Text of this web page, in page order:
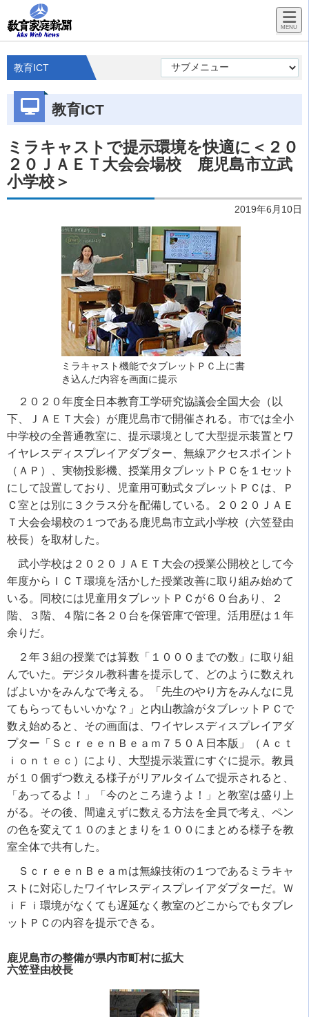
教育ICT
教育ICT
ミラキャストで提示環境を快適に＜２０
２０ＪＡＥＴ大会会場校 鹿児島市立武
小学校＞
2019年6月10日
ミラキャスト機能でタブレットＰＣ上に書
き込んだ内容を画面に提示
２０２０年度全日本教育工学研究協議会全国大会（以
下、ＪＡＥＴ大会）が鹿児島市で開催される。市では全小
中学校の全普通教室に、提示環境として大型提示装置とワ
イヤレスディスプレイアダプター、無線アクセスポイント
（ＡＰ）、実物投影機、授業用タブレットＰＣを１セット
にして設置しており、児童用可動式タブレットＰＣは、Ｐ
Ｃ室とは別に３クラス分を配備している。２０２０ＪＡＥ
Ｔ大会会場校の１つである鹿児島市立武小学校（六笠登由
校長）を取材した。
武小学校は２０２０ＪＡＥＴ大会の授業公開校として今
年度からＩＣＴ環境を活かした授業改善に取り組み始めて
いる。同校には児童用タブレットＰＣが６０台あり、２
階、３階、４階に各２０台を保管庫で管理。活用歴は１年
余りだ。
２年３組の授業では算数「１０００までの数」に取り組
んでいた。デジタル教科書を提示して、どのように数えれ
ばよいかをみんなで考える。「先生のやり方をみんなに見
てもらってもいいかな？」と内山教諭がタブレットＰＣで
数え始めると、その画面は、ワイヤレスディスプレイアダ
プター「ＳｃｒｅｅｎＢｅａｍ７５０Ａ日本版」（Ａｃｔ
ｉｏｎｔｅｃ）により、大型提示装置にすぐに提示。教員
が１０個ずつ数える様子がリアルタイムで提示されると、
「あってるよ！」「今のところ違うよ！」と教室は盛り上
がる。その後、間違えずに数える方法を全員で考え、ペン
の色を変えて１０のまとまりを１００にまとめる様子を教
室全体で共有した。
ＳｃｒｅｅｎＢｅａｍは無線技術の１つであるミラキャ
ストに対応したワイヤレスディスプレイアダプターだ。Ｗ
ｉＦｉ環境がなくても遅延なく教室のどこからでもタブレ
ットＰＣの内容を提示できる。
鹿児島市の整備が県内市町村に拡大
六笠登由校長